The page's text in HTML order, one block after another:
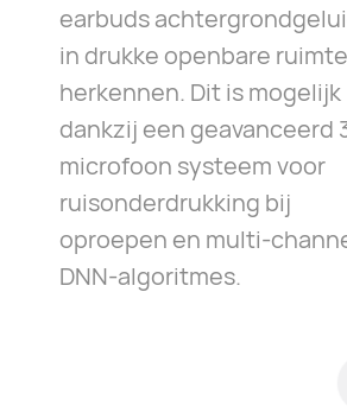
earbuds
in drukke openbare
herkennen. Dit is mogelijk
dankzij een geavanceerd
microfoon systeem voor
ruisonderdrukking bij
oproepen en multi-
DNN-algoritmes.